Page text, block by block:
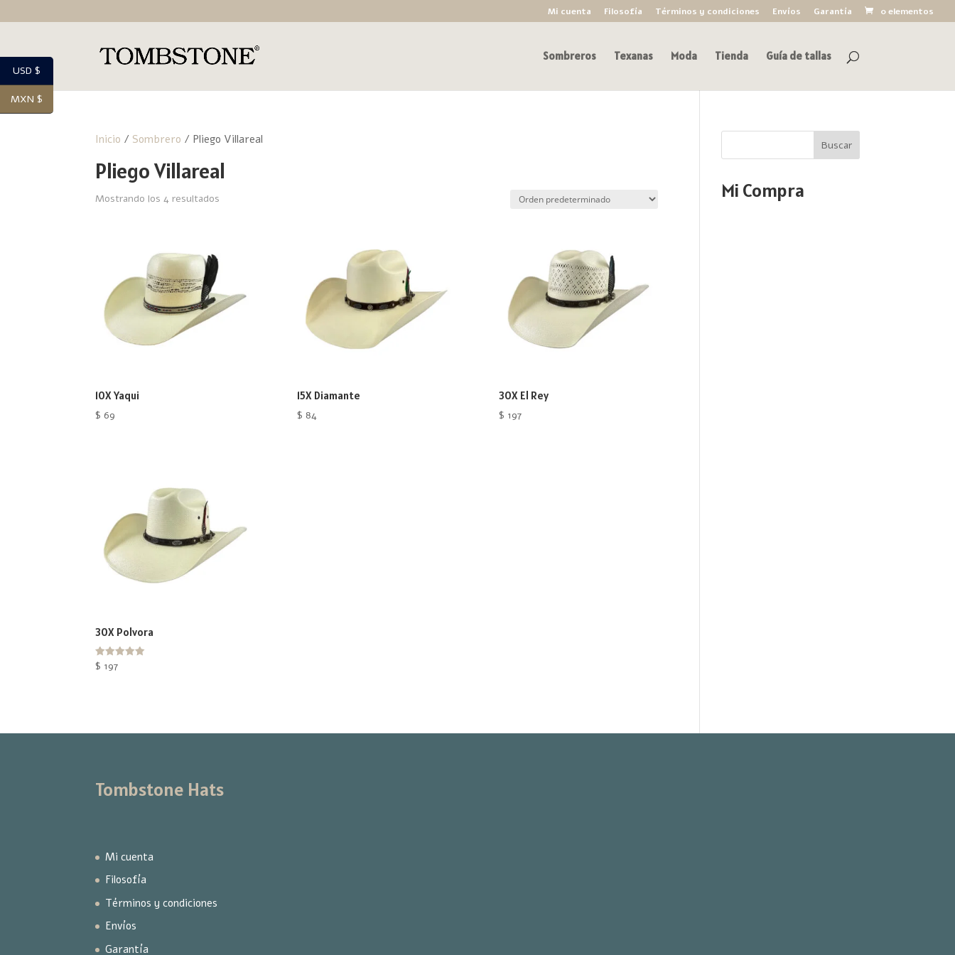
Mi cuenta Filosofía Términos y condiciones Envíos Garantía 0 elementos
Sombreros Texanas Moda Tienda Guía de tallas
Inicio / Sombrero / Pliego Villareal
Pliego Villareal
Mostrando los 4 resultados
10X Yaqui
$ 69
15X Diamante
$ 84
30X El Rey
$ 197
30X Polvora
Valorado
con
$ 197
Buscar
Mi Compra
Tombstone Hats
Mi cuenta
Filosofía
Términos y condiciones
Envíos
Garantía
USD $
MXN $